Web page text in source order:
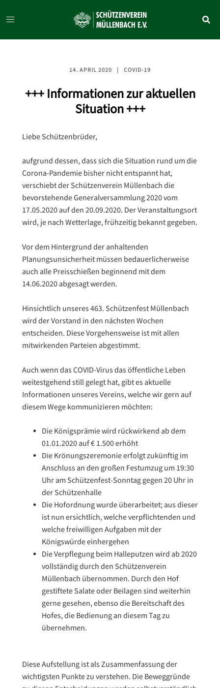
Inhalt
14. APRIL 2020 COVID-19
+++ Informationen zur aktuellen
Situation +++
Liebe Schützenbrüder,
aufgrund dessen, dass sich die Situation rund um die
Corona-Pandemie bisher nicht entspannt hat,
verschiebt der Schützenverein Müllenbach die
bevorstehende Generalversammlung 2020 vom
17.05.2020 auf den 20.09.2020. Der Veranstaltungsort
wird, je nach Wetterlage, frühzeitig bekannt gegeben.
Vor dem Hintergrund der anhaltenden
Planungsunsicherheit müssen bedauerlicherweise
auch alle Preisschießen beginnend mit dem
14.06.2020 abgesagt werden.
Hinsichtlich unseres 463. Schützenfest Müllenbach
wird der Vorstand in den nächsten Wochen
entscheiden. Diese Vorgehensweise ist mit allen
mitwirkenden Parteien abgestimmt.
Auch wenn das COVID-Virus das öffentliche Leben
weitestgehend still gelegt hat, gibt es aktuelle
Informationen unseres Vereins, welche wir gern auf
diesem Wege kommunizieren möchten:
Die Königsprämie wird rückwirkend ab dem
01.01.2020 auf € 1.500 erhöht
Die Krönungszeremonie erfolgt zukünftig im
Anschluss an den großen Festumzug um 19:30
Uhr am Schützenfest-Sonntag gegen 20 Uhr in
der Schützenhalle
Die Hofordnung wurde überarbeitet; aus dieser
ist nun ersichtlich, welche verpflichtenden und
welche freiwilligen Aufgaben mit der
Königswürde einhergehen
Die Verpflegung beim Halleputzen wird ab 2020
vollständig durch den Schützenverein
Müllenbach übernommen. Durch den Hof
gestiftete Salate oder Beilagen sind weiterhin
gerne gesehen, ebenso die Bereitschaft des
Hofes, die Bedienung an diesem Tag zu
übernehmen.
Diese Aufstellung ist als Zusammenfassung der
wichtigsten Punkte zu verstehen. Die Beweggründe